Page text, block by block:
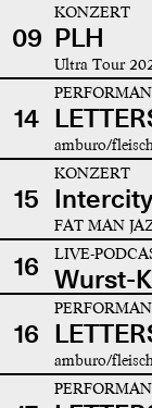
09
KONZERT
PLH
Ultra Tour
14
amburo/
15
KONZERT
FAT MAN
16 LIVE-
Wurst-
16
amburo/